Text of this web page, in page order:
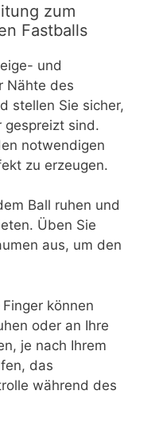
zum
Fastballs
und
Nähte des
stellen Sie sicher,
gespreizt sind.
notwendigen
zu erzeugen.
Ball ruhen und
Üben Sie
aus, um den
können
oder an Ihre
je nach Ihrem
das
während des